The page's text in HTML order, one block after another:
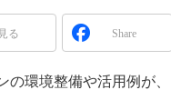
見る Share
環境整備や活用例が